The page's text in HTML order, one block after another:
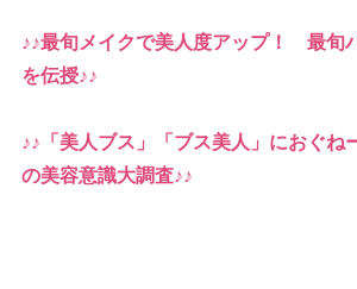
♪♪最旬メイクで美人度アップ！ 最旬
を伝授♪♪
♪♪「美人ブス」「ブス美人」におぐ
の美容意識大調査♪♪